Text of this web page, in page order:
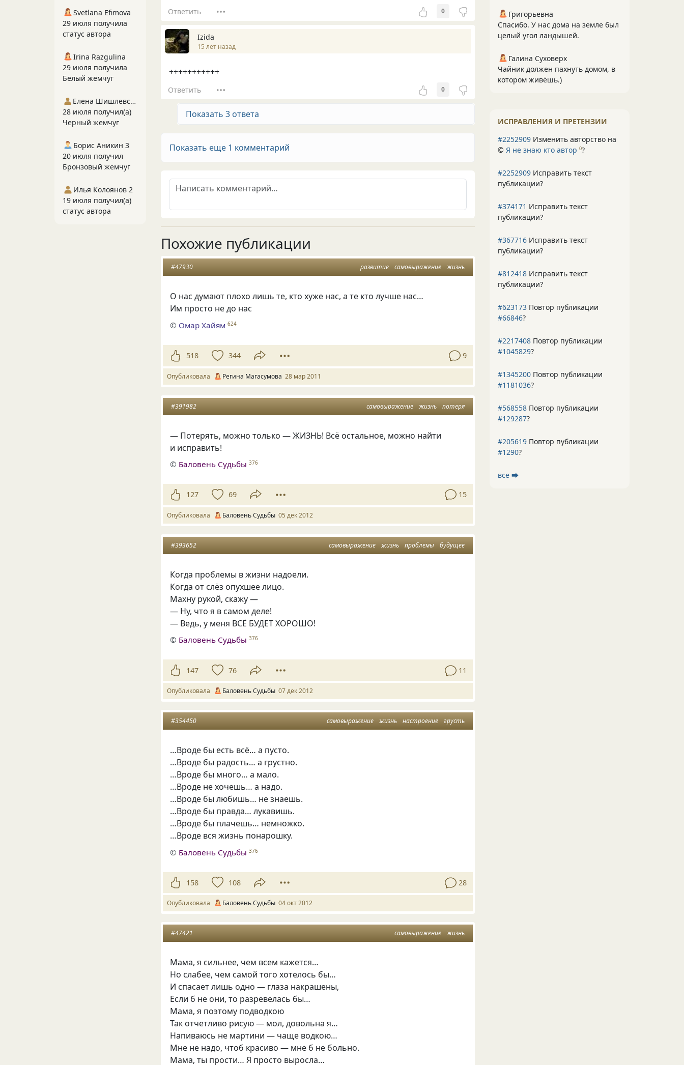
Ответить 0
Izida
15 лет назад
+++++++++++
Ответить 0
Показать 3 ответа
Показать еще 1 комментарий
Похожие публикации
развитие самовыражение жизнь
#47930
О нас думают плохо лишь те, кто хуже нас, а те кто лучше нас…
Им просто не до нас
© Омар Хайям 624
518 344 9
Опубликовала Регина Магасумова 28 мар 2011
самовыражение жизнь потеря
#391982
— Потерять, можно только — ЖИЗНЬ! Всё остальное, можно найти
и исправить!
© Баловень Судьбы 376
127 69 15
Опубликовала Баловень Судьбы 05 дек 2012
самовыражение жизнь проблемы будущее
#393652
Когда проблемы в жизни надоели.
Когда от слёз опухшее лицо.
Махну рукой, скажу —
— Ну, что я в самом деле!
— Ведь, у меня ВСЁ БУДЕТ ХОРОШО!
© Баловень Судьбы 376
147 76 11
Опубликовала Баловень Судьбы 07 дек 2012
самовыражение жизнь настроение грусть
#354450
…Вроде бы есть всё… а пусто.
…Вроде бы радость… а грустно.
…Вроде бы много… а мало.
…Вроде не хочешь… а надо.
…Вроде бы любишь… не знаешь.
…Вроде бы правда… лукавишь.
…Вроде бы плачешь… немножко.
…Вроде вся жизнь понарошку.
© Баловень Судьбы 376
158 108 28
Опубликовала Баловень Судьбы 04 окт 2012
самовыражение жизнь
#47421
Мама, я сильнее, чем всем кажется…
Но слабее, чем самой того хотелось бы…
И спасает лишь одно — глаза накрашены,
Если б не они, то разревелась бы…
Мама, я поэтому подводкою
Так отчетливо рисую — мол, довольна я…
Напиваюсь не мартини — чаще водкою…
Мне не надо, чтоб красиво — мне б не больно.
Мама, ты прости… Я просто выросла…
Григорьевна
Спасибо. У нас дома на земле был
целый угол ландышей.
Галина Суховерх
Чайник должен пахнуть домом, в
котором живёшь.)
ИСПРАВЛЕНИЯ И ПРЕТЕНЗИИ
#2252909 Изменить авторство на
© Я не знаю кто автор 0?
#2252909 Исправить текст
публикации?
#374171 Исправить текст
публикации?
#367716 Исправить текст
публикации?
#812418 Исправить текст
публикации?
#623173 Повтор публикации
#66846?
#2217408 Повтор публикации
#1045829?
#1345200 Повтор публикации
#1181036?
#568558 Повтор публикации
#129287?
#205619 Повтор публикации
#1290?
все ⮕
Svetlana Efimova
29 июля получила
статус автора
Irina Razgulina
29 июля получила
Белый жемчуг
Елена Шишлевская
28 июля получил(а)
Черный жемчуг
Борис Аникин 3
20 июля получил
Бронзовый жемчуг
Илья Колоянов 2
19 июля получил(а)
статус автора